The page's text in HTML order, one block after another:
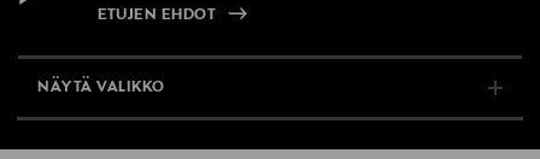
ETUJEN EHDOT
NÄYTÄ VALIKKO